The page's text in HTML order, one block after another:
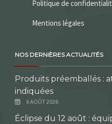
Politique de
Mentions légales
NOS DERNIÈRES ACTUALITÉS
Produits préemballés :
indiquées
6 AOÛT 2026
Éclipse du 12 août :